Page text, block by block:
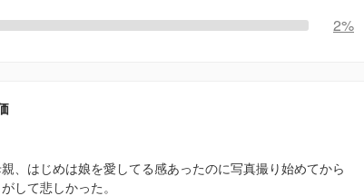
2%
、はじめは娘を愛してる感あったのに写真撮り始めてから
して悲しかった。